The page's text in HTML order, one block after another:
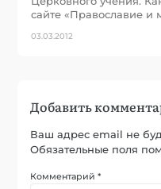
сайте «Православие и
03.03.2012
Добавить
Ваш адрес email не
Обязательные поля
Комментарий*